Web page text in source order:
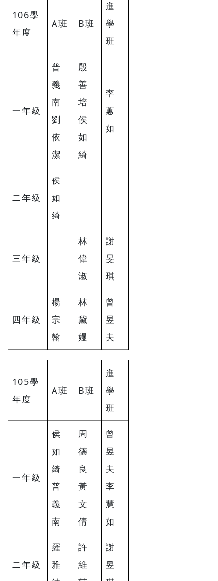
106學
年度
A班 B班
進
學
班
一年級
普
義
南
劉
依
潔
殷
善
培
侯
如
綺
李
蕙
如
二年級
侯
如
綺
三年級
林
偉
淑
謝
旻
琪
四年級
楊
宗
翰
林
黛
嫚
曾
昱
夫
105學
年度
A班 B班
進
學
班
一年級
侯
如
綺
普
義
南
周
德
良
黃
文
倩
曾
昱
夫
李
慧
如
二年級
羅
雅
許
維
謝
昱